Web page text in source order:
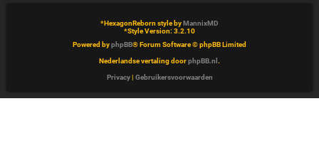
*HexagonReborn style byMannixMD
*Style Version: 3.2.10
Powered byphpBB® Forum Software © phpBB Limited
Nederlandse vertaling doorphpBB.nl .
Privacy| Gebruikersvoorwaarden